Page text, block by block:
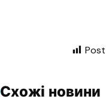
Схожі новини